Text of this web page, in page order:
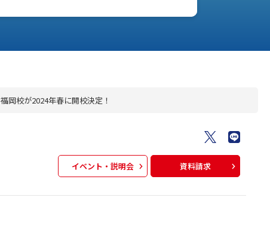
福岡校が2024年春に開校決定！
イベント・説明会 資料請求